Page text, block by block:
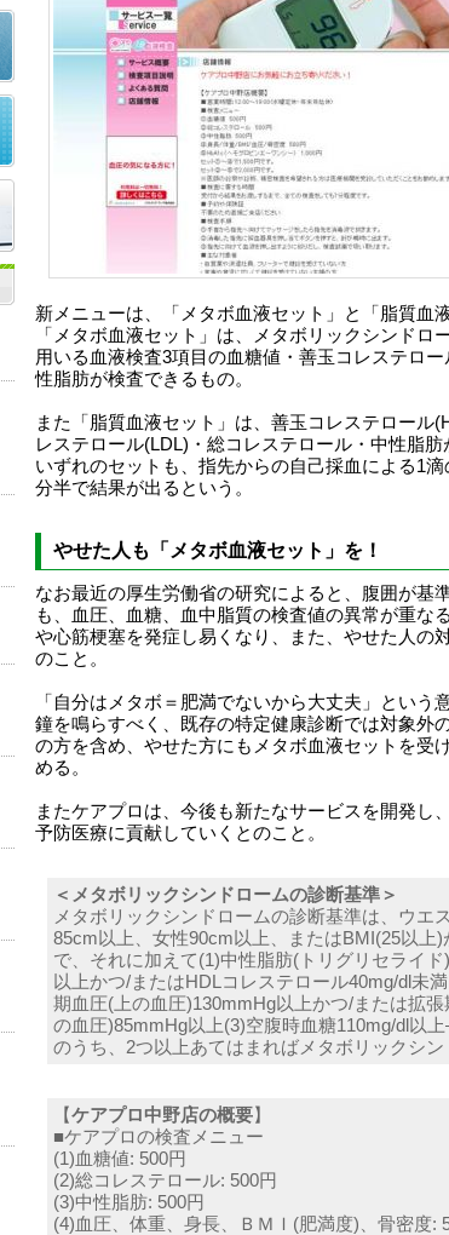
新メニューは、「メタボ血液セット」と「脂質血
「メタボ血液セット」は、メタボリックシンドロ
用いる血液検査3項目の血糖値・善玉コレステロー
性脂肪が検査できるもの。
また「脂質血液セット」は、善玉コレステロール
レステロール(LDL)・総コレステロール・中性脂肪
いずれのセットも、指先からの自己採血による1滴
分半で結果が出るという。
やせた人も「メタボ血液セット」を！
なお最近の厚生労働省の研究によると、腹囲が基
も、血圧、血糖、血中脂質の検査値の異常が重な
や心筋梗塞を発症し易くなり、また、やせた人の
のこと。
「自分はメタボ＝肥満でないから大丈夫」という
鐘を鳴らすべく、既存の特定健康診断では対象外
の方を含め、やせた方にもメタボ血液セットを受
める。
またケアプロは、今後も新たなサービスを開発し
予防医療に貢献していくとのこと。
＜メタボリックシンドロームの診断基準＞
メタボリックシンドロームの診断基準は、ウエ
85cm以上、女性90cm以上、またはBMI(25以上)
で、それに加えて(1)中性脂肪(トリグリセライド
以上かつ/またはHDLコレステロール40mg/dl未
期血圧(上の血圧)130mmHg以上かつ/または拡張
の血圧)85mmHg以上(3)空腹時血糖110mg/dl以
のうち、2つ以上あてはまればメタボリックシン
【ケアプロ中野店の概要】
■ケアプロの検査メニュー
(1)血糖値: 500円
(2)総コレステロール: 500円
(3)中性脂肪: 500円
(4)血圧、体重、身長、ＢＭＩ(肥満度)、骨密度: